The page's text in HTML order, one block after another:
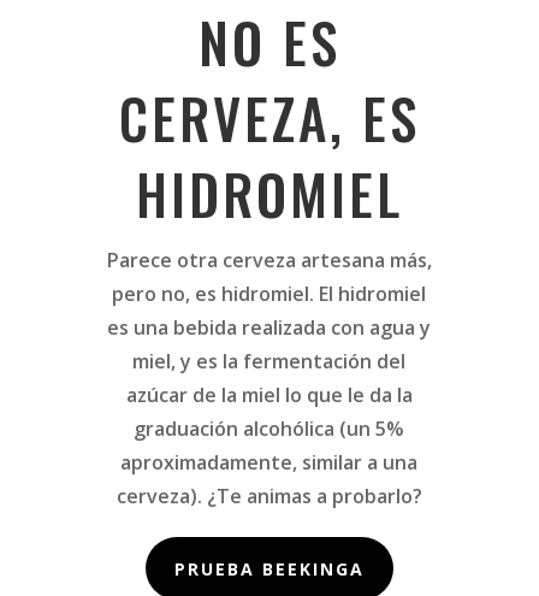
NO ES
CERVEZA, ES
HIDROMIEL
Parece otra cerveza artesana más,
pero no, es hidromiel. El hidromiel
es una bebida realizada con agua y
miel, y es la fermentación del
azúcar de la miel lo que le da la
graduación alcohólica (un 5%
aproximadamente, similar a una
cerveza). ¿Te animas a probarlo?
PRUEBA BEEKINGA